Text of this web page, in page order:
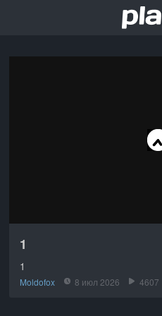
1
1
Moldofox 8 июл 2026 4607